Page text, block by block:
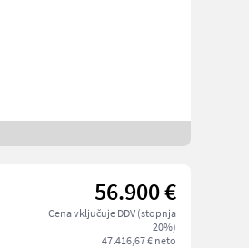
56.900 €
Cena vključuje DDV (stopnja
20%)
47.416,67 € neto